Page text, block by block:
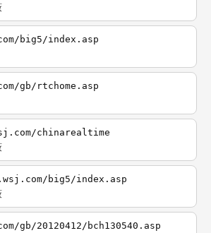
big5/index.asp
gb/rtchome.asp
chinarealtime
big5/index.asp
gb/20120412/bch130540.asp